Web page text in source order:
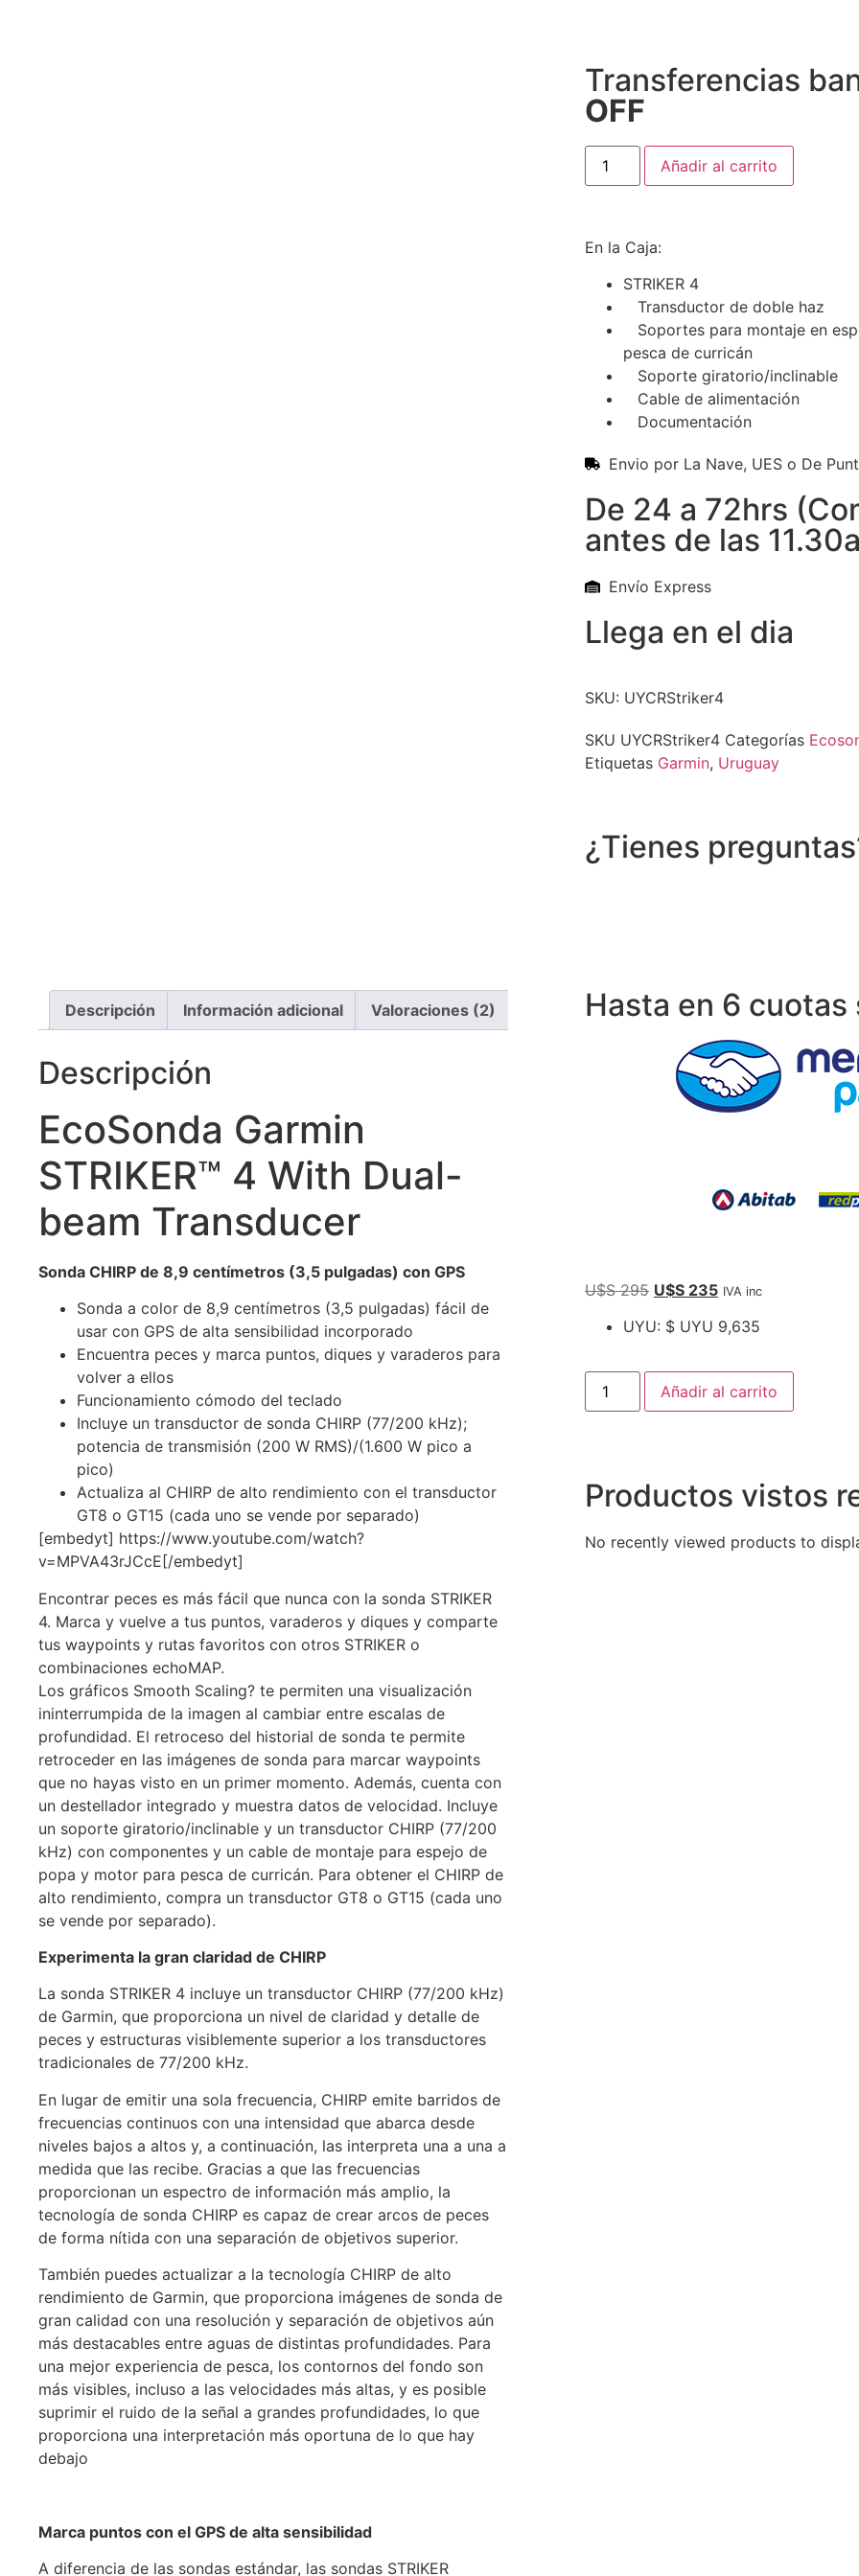
Transferencias
OFF
Añadir al carrito
En la Caja:
STRIKER 4
Transductor de doble haz
Soportes para montaje en
pesca de curricán
Soporte giratorio/inclinable
Cable de alimentación
Documentación
Envio por La Nave, UES o De
De 24 a 72hrs
antes de las
Envío Express
Llega en el dia
SKU: UYCRStriker4
SKU UYCRStriker4 Categorías
Etiquetas Garmin, Uruguay
¿Tienes
Descripción Información adicional Valoraciones (2)
Descripción
EcoSonda Garmin
STRIKER™ 4 With Dual-
beam Transducer
Sonda CHIRP de 8,9 centímetros (3,5 pulgadas) con GPS
Sonda a color de 8,9 centímetros (3,5 pulgadas) fácil de
usar con GPS de alta sensibilidad incorporado
Encuentra peces y marca puntos, diques y varaderos para
volver a ellos
Funcionamiento cómodo del teclado
Incluye un transductor de sonda CHIRP (77/200 kHz);
potencia de transmisión (200 W RMS)/(1.600 W pico a
pico)
Actualiza al CHIRP de alto rendimiento con el transductor
GT8 o GT15 (cada uno se vende por separado)
[embedyt] https://www.youtube.com/watch?
v=MPVA43rJCcE[/embedyt]
Encontrar peces es más fácil que nunca con la sonda STRIKER
4. Marca y vuelve a tus puntos, varaderos y diques y comparte
tus waypoints y rutas favoritos con otros STRIKER o
combinaciones echoMAP.
Los gráficos Smooth Scaling? te permiten una visualización
ininterrumpida de la imagen al cambiar entre escalas de
profundidad. El retroceso del historial de sonda te permite
retroceder en las imágenes de sonda para marcar waypoints
que no hayas visto en un primer momento. Además, cuenta con
un destellador integrado y muestra datos de velocidad. Incluye
un soporte giratorio/inclinable y un transductor CHIRP (77/200
kHz) con componentes y un cable de montaje para espejo de
popa y motor para pesca de curricán. Para obtener el CHIRP de
alto rendimiento, compra un transductor GT8 o GT15 (cada uno
se vende por separado).
Experimenta la gran claridad de CHIRP
La sonda STRIKER 4 incluye un transductor CHIRP (77/200 kHz)
de Garmin, que proporciona un nivel de claridad y detalle de
peces y estructuras visiblemente superior a los transductores
tradicionales de 77/200 kHz.
En lugar de emitir una sola frecuencia, CHIRP emite barridos de
frecuencias continuos con una intensidad que abarca desde
niveles bajos a altos y, a continuación, las interpreta una a una a
medida que las recibe. Gracias a que las frecuencias
proporcionan un espectro de información más amplio, la
tecnología de sonda CHIRP es capaz de crear arcos de peces
de forma nítida con una separación de objetivos superior.
También puedes actualizar a la tecnología CHIRP de alto
rendimiento de Garmin, que proporciona imágenes de sonda de
gran calidad con una resolución y separación de objetivos aún
más destacables entre aguas de distintas profundidades. Para
una mejor experiencia de pesca, los contornos del fondo son
más visibles, incluso a las velocidades más altas, y es posible
suprimir el ruido de la señal a grandes profundidades, lo que
proporciona una interpretación más oportuna de lo que hay
debajo
Marca puntos con el GPS de alta sensibilidad
A diferencia de las sondas estándar, las sondas STRIKER
Hasta en 6 cuotas
U$S295 U$S 235 IVA inc
UYU: $ UYU 9,635
Añadir al carrito
Productos vistos
No recently viewed products to